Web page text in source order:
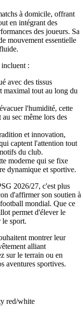
à domicile, offrant
en intégrant des
des joueurs. Sa
mouvement essentielle
:
avec des tissus
maximal tout au long du
l'humidité, cette
sec même lors des
et innovation,
captent l'attention tout
du club.
moderne qui se fixe
dynamique et sportive.
2026/27, c'est plus
d'affirmer son soutien à
mondial. Que ce
permet d'élever le
le sport.
montrer leur
alliant
sur le terrain ou en
aventures sportives.
red/white